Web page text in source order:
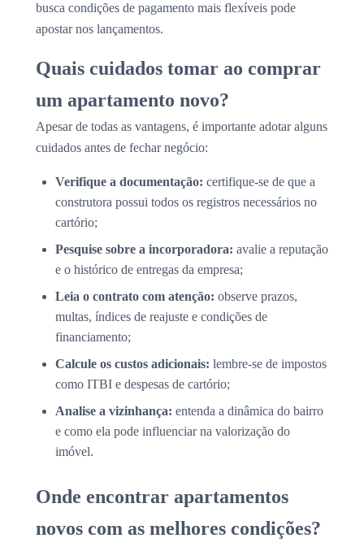
busca condições de pagamento mais flexíveis pode
apostar nos lançamentos.
Quais cuidados tomar ao comprar
um apartamento novo?
Apesar de todas as vantagens, é importante adotar alguns
cuidados antes de fechar negócio:
Verifique a documentação: certifique-se de que a
construtora possui todos os registros necessários no
cartório;
Pesquise sobre a incorporadora: avalie a reputação
e o histórico de entregas da empresa;
Leia o contrato com atenção: observe prazos,
multas, índices de reajuste e condições de
financiamento;
Calcule os custos adicionais: lembre-se de impostos
como ITBI e despesas de cartório;
Analise a vizinhança: entenda a dinâmica do bairro
e como ela pode influenciar na valorização do
imóvel.
Onde encontrar apartamentos
novos com as melhores condições?